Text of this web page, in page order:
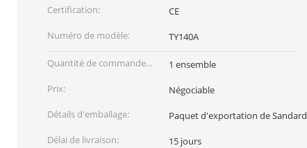
Certification:
CE
Numéro de modèle:
TY140A
Quantité de commande
min:
1 ensemble
Prix:
Négociable
Détails d'emballage:
Paquet d'exportation de Sandard
Délai de livraison:
15 jours